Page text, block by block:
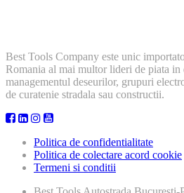
Best Tools Company este unic
Romania al mai multor lideri de piata in
managementul deseurilor, grupuri
de curatenie stradala sau constructii.
Politica de confidentialitate
Politica de colectare acord cookie
Termeni si conditii